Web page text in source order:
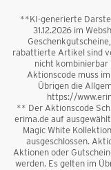
**KI-generierte
31.12.2026 im
rabattierte Artikel sind
nicht kombinierbar
Aktionscode muss
Übrigen die
https://
** Der Aktionscode
erima.de auf
Magic White
ausgeschlossen.
Aktionen oder
werden. Es gelten im